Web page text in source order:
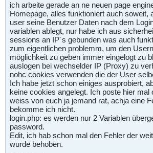
ich arbeite gerade an ne neuen page
Homepage, alles funktioniert auch soweit,
user seine Benutzer Daten nach dem
variablen ablegt, nur habe ich aus
sessions an IP´s gebunden was auch
zum eigentlichen problemm, um den
möglichkeit zu geben immer eingelogt zu
auslogen bei wechselder IP (Proxy) zu
nohc cookies verwenden die der User
Ich habe jetzt schon einiges ausprobiert,
keine cookies angelegt. Ich poste hier mal
weiss von euch ja jemand rat, achja eine
bekomme ich nicht.
login.php: es werden nur 2 Variablen
password.
Edit, ich hab schon mal den Fehler der
wurde behoben.